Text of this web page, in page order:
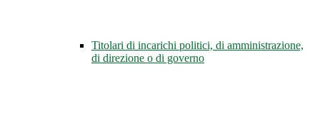
Titolari di incarichi politici, di amministrazione,
di direzione o di governo